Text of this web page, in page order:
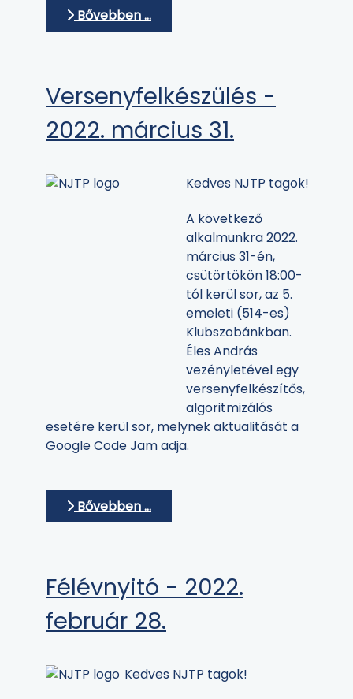
Bővebben …
Versenyfelkészülés -
2022. március 31.
Kedves NJTP tagok!
A következő
alkalmunkra 2022.
március 31-én,
csütörtökön 18:00-
tól kerül sor, az 5.
emeleti (514-es)
Klubszobánkban.
Éles András
vezényletével egy
versenyfelkészítős,
algoritmizálós
esetére kerül sor, melynek aktualitását a
Google Code Jam adja.
Bővebben …
Félévnyitó - 2022.
február 28.
Kedves NJTP tagok!